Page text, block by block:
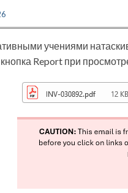
учениями
кнопка Report при